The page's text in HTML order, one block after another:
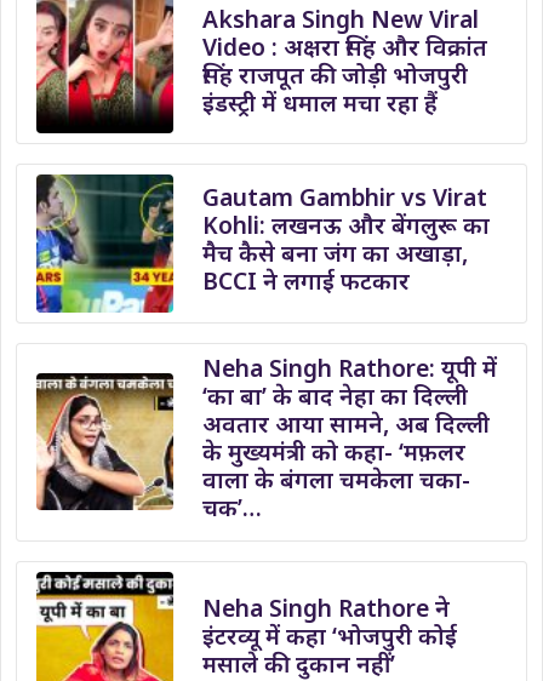
Akshara Singh New Viral
Video : अक्षरा सिंह और विक्रांत
सिंह राजपूत की जोड़ी भोजपुरी
इंडस्ट्री में धमाल मचा रहा हैं
Gautam Gambhir vs Virat
Kohli: लखनऊ और बेंगलुरू का
मैच कैसे बना जंग का अखाड़ा,
BCCI ने लगाई फटकार
Neha Singh Rathore: यूपी में
‘का बा’ के बाद नेहा का दिल्ली
अवतार आया सामने, अब दिल्ली
के मुख्यमंत्री को कहा- ‘मफ़लर
वाला के बंगला चमकेला चका-
चक’…
Neha Singh Rathore ने
इंटरव्यू में कहा ‘भोजपुरी कोई
मसाले की दुकान नहीं’